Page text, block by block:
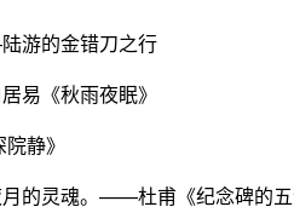
游的金错刀之行
易《秋雨夜眠》
静》
的灵魂。——杜甫《纪念碑的